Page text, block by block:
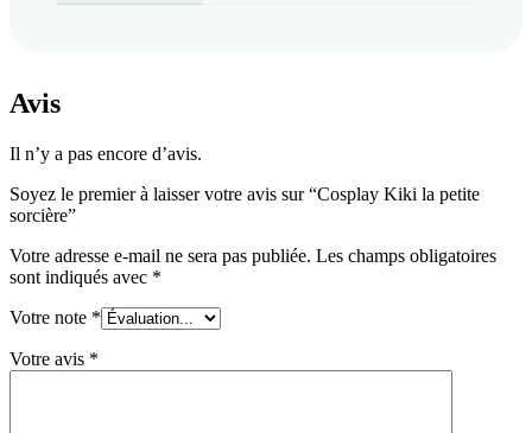
Avis
Il n’y a pas encore d’avis.
Soyez le premier à laisser votre avis sur “Cosplay Kiki la petite
sorcière”
Votre adresse e-mail ne sera pas publiée. Les champs obligatoires
sont indiqués avec *
Votre note *
Votre avis *